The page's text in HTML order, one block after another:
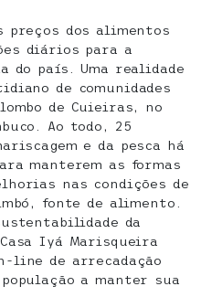
preços dos alimentos
diários para a
do país. Uma realidade
de comunidades
de Cuieiras, no
Ao todo, 25
e da pesca há
manterem as formas
nas condições de
fonte de alimento.
da
Iyá Marisqueira
line de arrecadação
a manter sua